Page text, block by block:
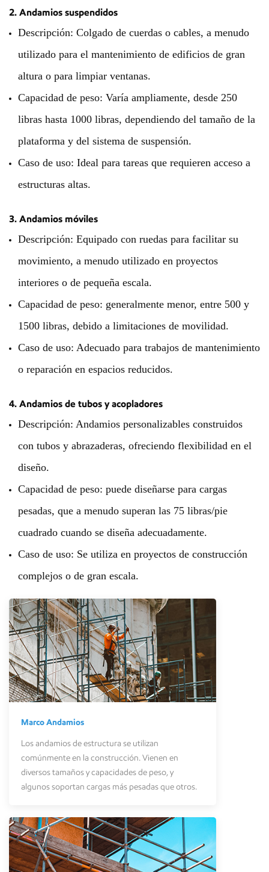
2. Andamios suspendidos
Descripción: Colgado de cuerdas o cables, a menudo
utilizado para el mantenimiento de edificios de gran
altura o para limpiar ventanas.
Capacidad de peso: Varía ampliamente, desde 250
libras hasta 1000 libras, dependiendo del tamaño de la
plataforma y del sistema de suspensión.
Caso de uso: Ideal para tareas que requieren acceso a
estructuras altas.
3. Andamios móviles
Descripción: Equipado con ruedas para facilitar su
movimiento, a menudo utilizado en proyectos
interiores o de pequeña escala.
Capacidad de peso: generalmente menor, entre 500 y
1500 libras, debido a limitaciones de movilidad.
Caso de uso: Adecuado para trabajos de mantenimiento
o reparación en espacios reducidos.
4. Andamios de tubos y acopladores
Descripción: Andamios personalizables construidos
con tubos y abrazaderas, ofreciendo flexibilidad en el
diseño.
Capacidad de peso: puede diseñarse para cargas
pesadas, que a menudo superan las 75 libras/pie
cuadrado cuando se diseña adecuadamente.
Caso de uso: Se utiliza en proyectos de construcción
complejos o de gran escala.
MarcoAndamios
Los andamios de estructura se utilizan
comúnmente en la construcción. Vienen en
diversos tamaños y capacidades de peso, y
algunos soportan cargas más pesadas que otros.